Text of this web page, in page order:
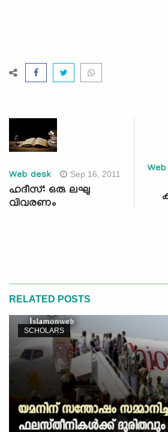
Web desk Sep 16, 2011
ഹദീസ്: ഒരു ലഘു
വിവരണം
RELATED POSTS
SCHOLARS